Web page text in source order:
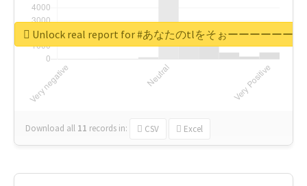
Download all 11 records in: CSV Excel
Unlock real report for #あなたのtlをそぉーーーーーー